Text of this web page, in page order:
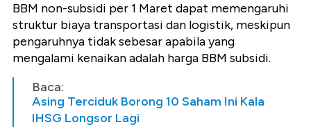
BBM non-subsidi per 1 Maret dapat memengaruhi
struktur biaya transportasi dan logistik, meskipun
pengaruhnya tidak sebesar apabila yang
mengalami kenaikan adalah harga BBM subsidi.
Baca:
Asing Terciduk Borong 10 Saham Ini Kala
IHSG Longsor Lagi